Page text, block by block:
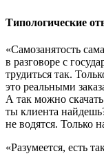
Типологические
«Самозанятость
в разговоре c
трудиться так.
это реальными
А так можно
ты клиента
не водятся. Только
«Разумеется, есть